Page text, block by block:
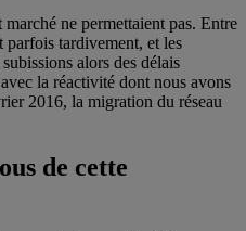
ne permettaient pas. Entre
parfois tardivement, et les
alors des délais
la réactivité dont nous avons
2016, la migration du réseau
de cette